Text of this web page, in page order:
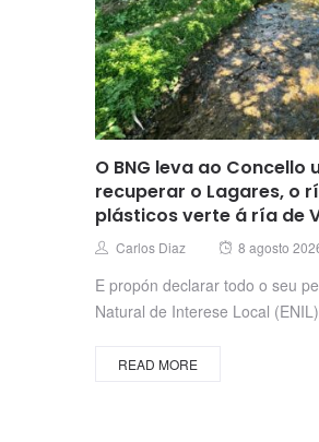
O BNG leva ao Concello
recuperar o Lagares, o
plásticos verte á ría de
Author
Carlos Diaz
Posted
8 agosto
E propón declarar todo o seu
Natural de Interese Local (ENIL)
READ MORE